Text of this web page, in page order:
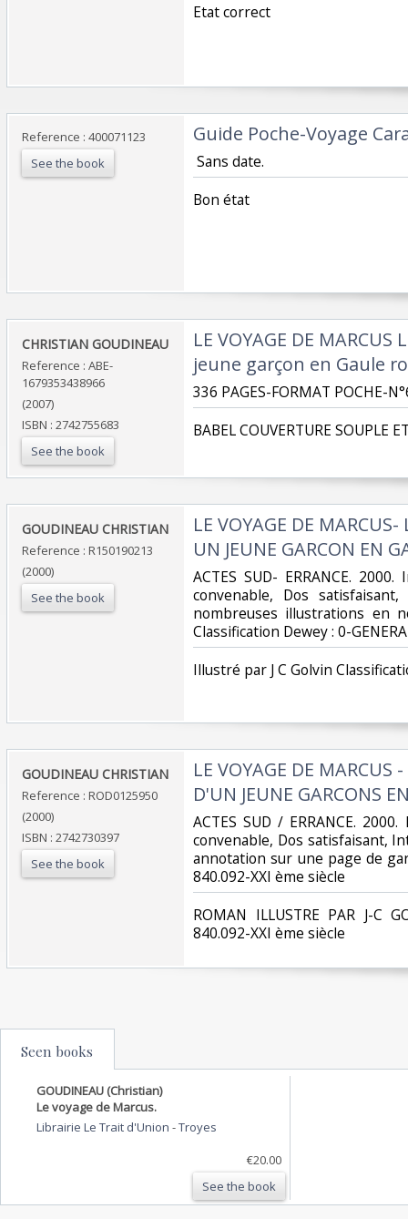
‎Etat correct‎
Reference : 400071123
See the book
‎Guide Poche-Voyage
‎ Sans date.‎
‎Bon état‎
‎CHRISTIAN GOUDINEAU‎
Reference : ABE-
1679353438966
(2007)
ISBN : 2742755683
See the book
‎LE VOYAGE DE
jeune garçon en Gaule
‎336 PAGES-FORMAT POCHE-
‎BABEL COUVERTURE SOUPLE
‎GOUDINEAU CHRISTIAN‎
Reference : R150190213
(2000)
See the book
‎LE VOYAGE DE
UN JEUNE GARCON EN
‎ACTES SUD- ERRANCE.
convenable, Dos
nombreuses illustrations en
Classification Dewey : 0-
‎Illustré par J C Golvin
‎GOUDINEAU CHRISTIAN‎
Reference : ROD0125950
(2000)
ISBN : 2742730397
See the book
‎LE VOYAGE DE MARCUS
D'UN JEUNE GARCONS
‎ACTES SUD / ERRANCE.
convenable, Dos satisfaisant,
annotation sur une page de
840.092-XXI ème siècle‎
‎ROMAN ILLUSTRE PAR J-C
840.092-XXI ème siècle‎
Seen books
GOUDINEAU (Christian)
Le voyage de Marcus.
Librairie Le Trait d'Union -Troyes
€20.00
See the book